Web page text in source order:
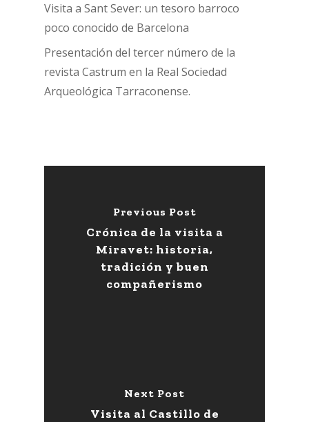
Visita a Sant Sever: un tesoro barroco
poco conocido de Barcelona
Presentación del tercer número de la
revista Castrum en la Real Sociedad
Arqueológica Tarraconense.
Previous Post
Crónica de la visita a
Miravet: historia,
tradición y buen
compañerismo
Next Post
Visita al Castillo de